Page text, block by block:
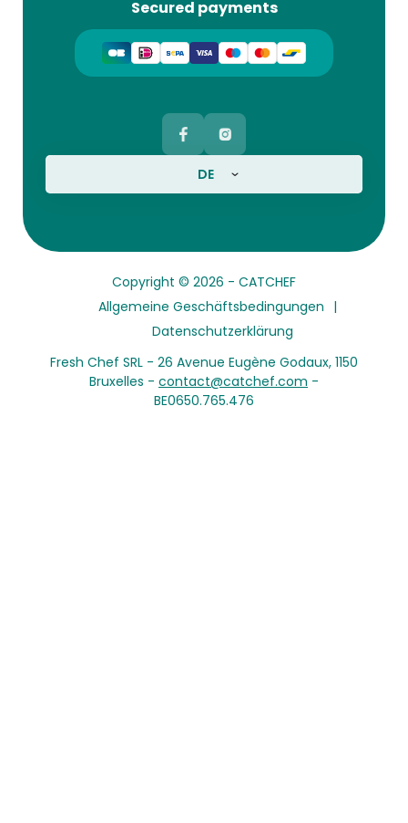
Secured payments
DE
Copyright © 2026 - CATCHEF
Allgemeine Geschäftsbedingungen
Datenschutzerklärung
Fresh Chef SRL - 26 Avenue Eugène Godaux, 1150
Bruxelles - contact@catchef.com -
BE0650.765.476